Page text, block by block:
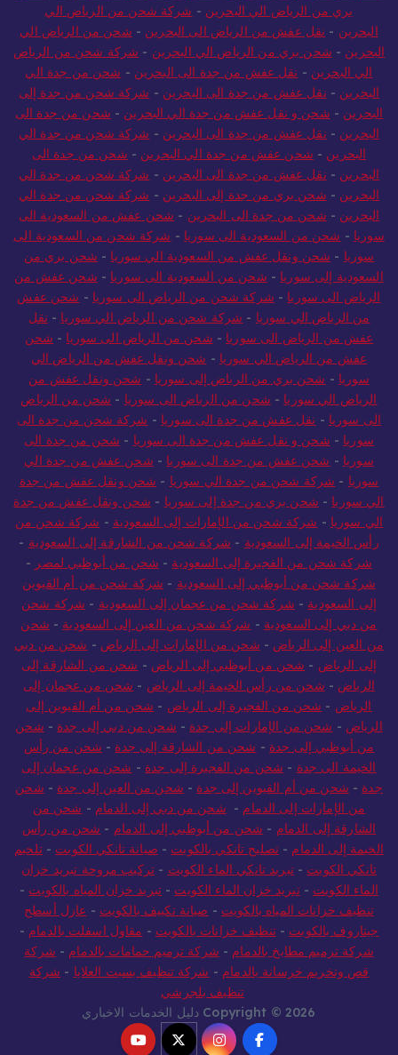
بري من الرياض الي البحرين - شركة شحن من الرياض الي
البحرين - نقل عفش من الرياض الى البحرين - شحن من الرياض الي
البحرين - شحن بري من الرياض الي البحرين - شركة شحن من الرياض
الي البحرين - نقل عفش من جدة الى البحرين - شحن من جدة الي
البحرين - نقل عفش من جدة الى البحرين - شركة شحن من جدة إلى
البحرين - شحن و نقل عفش من جدة الي البحرين - شحن من جدة الى
البحرين - نقل عفش من جدة الى البحرين - شركة شحن من جدة الي
البحرين - شحن عفش من جدة الي البحرين - شحن من جدة الى
البحرين - نقل عفش من جدة الى البحرين - شركة شحن من جدة الي
البحرين - شحن بري من جدة إلى البحرين - شركة شحن من جدة الي
البحرين - شحن من جدة الى البحرين - شحن عفش من السعودية الى
سوريا - شحن من السعودية الى سوريا - شركة شحن من السعودية الى
سوريا - شحن ونقل عفش من السعودية الي سوريا - شحن بري من
السعودية إلى سوريا - شحن من السعودية الى سوريا - شحن عفش من
الرياض الى سوريا - شركة شحن من الرياض الى سوريا - شحن عفش
من الرياض الي سوريا - شركة شحن من الرياض الي سوريا - نقل
عفش من الرياض الى سوريا - شحن من الرياض الى سوريا - شحن
عفش من الرياض الي سوريا - شحن ونقل عفش من الرياض الي
سوريا - شحن بري من الرياض إلى سوريا - شحن ونقل عفش من
الرياض الي سوريا - شحن من الرياض الى سوريا - شحن من الرياض
الى سوريا - نقل عفش من جدة الى سوريا - شركة شحن من جدة الى
سوريا - شحن و نقل عفش من جدة الى سوريا - شحن من جدة الى
سوريا - شحن عفش من جدة الى سوريا - شحن عفش من جدة الي
سوريا - شركة شحن من جدة الي سوريا - شحن ونقل عفش من جدة
الي سوريا - شحن بري من جدة إلى سوريا - شحن ونقل عفش من جدة
الي سوريا - شركة شحن من الإمارات إلى السعودية - شركة شحن من
رأس الخيمة إلى السعودية - شركة شحن من الشارقة إلى السعودية -
شركة شحن من الفجيرة إلى السعودية - شحن من أبوظبي لمصر -
شركة شحن من أبوظبي إلى السعودية - شركة شحن من أم القيوين
إلى السعودية - شركة شحن من عجمان إلى السعودية - شركة شحن
من دبي إلى السعودية - شركة شحن من العين إلى السعودية - شحن
من العين إلى الرياض - شحن من الإمارات إلى الرياض - شحن من دبي
إلى الرياض - شحن من أبوظبي إلى الرياض - شحن من الشارقة إلى
الرياض - شحن من رأس الخيمة إلى الرياض - شحن من عجمان إلى
الرياض - شحن من الفجيرة إلى الرياض - شحن من أم القيوين إلى
الرياض - شحن من الإمارات إلى جدة - شحن من دبي إلى جدة - شحن
من أبوظبي إلى جدة - شحن من الشارقة إلى جدة - شحن من رأس
الخيمة الى جدة - شحن من الفجيرة إلى جدة - شحن من عجمان إلى
جدة - شحن من أم القيوين إلى جدة - شحن من العين إلى جدة - شحن
من الإمارات إلى الدمام - شحن من دبي إلى الدمام - شحن من
الشارقة إلى الدمام - شحن من أبوظبي إلى الدمام - شحن من رأس
الخيمة إلى الدمام -تصليح تانكي بالكويت - صيانة تانكي الكويت -تلحيم
تانكي الكويت -تبريد تانكي الماء الكويت - تركيب مروحة تبريد خزان
الماء الكويت -تبريد خزان الماء الكويت - تبريد خزان المياه بالكويت -
تنظيف خزانات المياه بالكويت - صيانة تكييف بالكويت - عازل أسطح
جيتاروف بالكويت -تنظيف خزانات بالكويت - مقاول اسفلت بالدمام -
شركة ترميم مطابخ بالدمام - شركة ترميم حمامات بالدمام - شركة
قص وتخريم خرسانة بالدمام - شركة تنظيف بسبت العلايا - شركة
تنظيف بلجرشي
Copyright © 2026 دليل الخدمات الاخباري